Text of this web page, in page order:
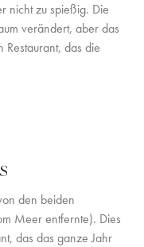
nicht zu spießig. Die
verändert, aber das
Restaurant, das die
den beiden
Meer entfernte). Dies
das das ganze Jahr